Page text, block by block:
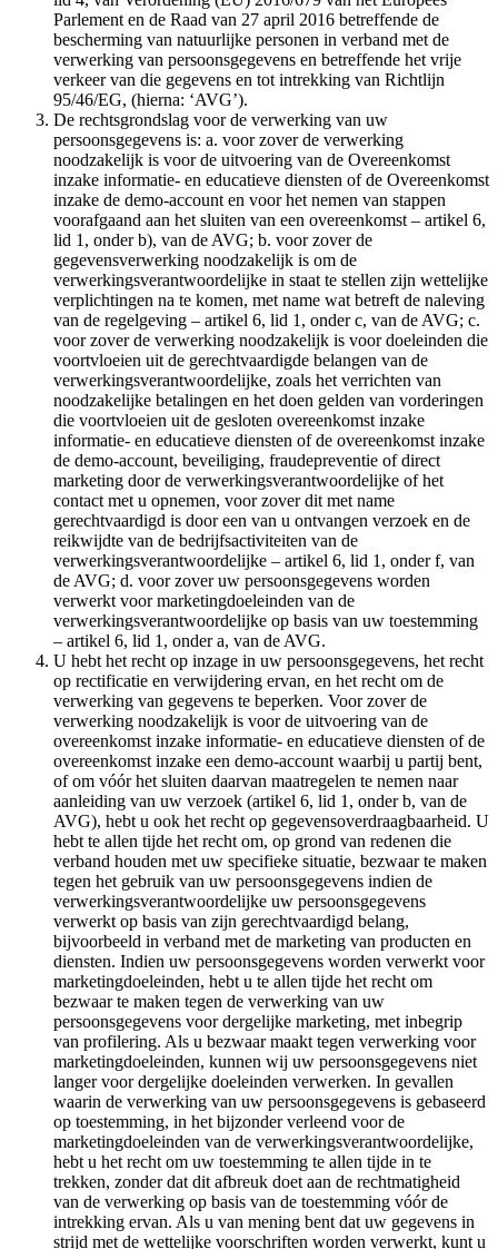
Parlement en de Raad van 27 april 2016 betreffende de
bescherming van natuurlijke personen in verband met de
verwerking van persoonsgegevens en betreffende het vrije
verkeer van die gegevens en tot intrekking van Richtlijn
95/46/EG, (hierna: ‘AVG’).
De rechtsgrondslag voor de verwerking van uw
persoonsgegevens is: a. voor zover de verwerking
noodzakelijk is voor de uitvoering van de Overeenkomst
inzake informatie- en educatieve diensten of de Overeenkomst
inzake de demo-account en voor het nemen van stappen
voorafgaand aan het sluiten van een overeenkomst – artikel 6,
lid 1, onder b), van de AVG; b. voor zover de
gegevensverwerking noodzakelijk is om de
verwerkingsverantwoordelijke in staat te stellen zijn wettelijke
verplichtingen na te komen, met name wat betreft de naleving
van de regelgeving – artikel 6, lid 1, onder c, van de AVG; c.
voor zover de verwerking noodzakelijk is voor doeleinden die
voortvloeien uit de gerechtvaardigde belangen van de
verwerkingsverantwoordelijke, zoals het verrichten van
noodzakelijke betalingen en het doen gelden van vorderingen
die voortvloeien uit de gesloten overeenkomst inzake
informatie- en educatieve diensten of de overeenkomst inzake
de demo-account, beveiliging, fraudepreventie of direct
marketing door de verwerkingsverantwoordelijke of het
contact met u opnemen, voor zover dit met name
gerechtvaardigd is door een van u ontvangen verzoek en de
reikwijdte van de bedrijfsactiviteiten van de
verwerkingsverantwoordelijke – artikel 6, lid 1, onder f, van
de AVG; d. voor zover uw persoonsgegevens worden
verwerkt voor marketingdoeleinden van de
verwerkingsverantwoordelijke op basis van uw toestemming
– artikel 6, lid 1, onder a, van de AVG.
U hebt het recht op inzage in uw persoonsgegevens, het recht
op rectificatie en verwijdering ervan, en het recht om de
verwerking van gegevens te beperken. Voor zover de
verwerking noodzakelijk is voor de uitvoering van de
overeenkomst inzake informatie- en educatieve diensten of de
overeenkomst inzake een demo-account waarbij u partij bent,
of om vóór het sluiten daarvan maatregelen te nemen naar
aanleiding van uw verzoek (artikel 6, lid 1, onder b, van de
AVG), hebt u ook het recht op gegevensoverdraagbaarheid. U
hebt te allen tijde het recht om, op grond van redenen die
verband houden met uw specifieke situatie, bezwaar te maken
tegen het gebruik van uw persoonsgegevens indien de
verwerkingsverantwoordelijke uw persoonsgegevens
verwerkt op basis van zijn gerechtvaardigd belang,
bijvoorbeeld in verband met de marketing van producten en
diensten. Indien uw persoonsgegevens worden verwerkt voor
marketingdoeleinden, hebt u te allen tijde het recht om
bezwaar te maken tegen de verwerking van uw
persoonsgegevens voor dergelijke marketing, met inbegrip
van profilering. Als u bezwaar maakt tegen verwerking voor
marketingdoeleinden, kunnen wij uw persoonsgegevens niet
langer voor dergelijke doeleinden verwerken. In gevallen
waarin de verwerking van uw persoonsgegevens is gebaseerd
op toestemming, in het bijzonder verleend voor de
marketingdoeleinden van de verwerkingsverantwoordelijke,
hebt u het recht om uw toestemming te allen tijde in te
trekken, zonder dat dit afbreuk doet aan de rechtmatigheid
van de verwerking op basis van de toestemming vóór de
intrekking ervan. Als u van mening bent dat uw gegevens in
strijd met de wettelijke voorschriften worden verwerkt, kunt u